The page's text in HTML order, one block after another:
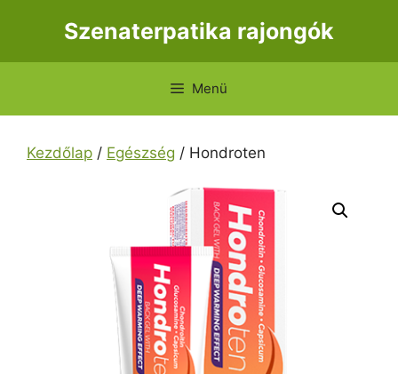
Szenaterpatika rajongók
Menü
Kezdőlap / Egészség / Hondroten